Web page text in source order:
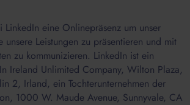
eine Onlinepräsenz um unser
unsere Leistungen zu präsentieren und mit
zu kommunizieren. LinkedIn ist ein
Ireland Unlimited Company, Wilton Plaza,
2, Irland, ein Tochterunternehmen der
1000 W. Maude Avenue, Sunnyvale, CA